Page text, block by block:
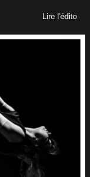
Lire l'édito